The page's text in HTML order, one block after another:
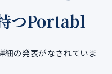
つPortabl
細の発表がなされていま